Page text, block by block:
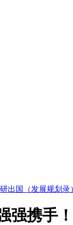
出国（发展规划录
强携手